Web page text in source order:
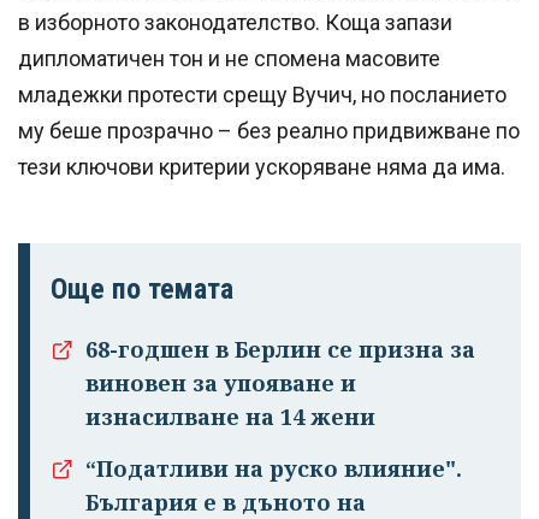
в изборното законодателство. Коща запази
дипломатичен тон и не спомена масовите
младежки протести срещу Вучич, но посланието
му беше прозрачно – без реално придвижване по
тези ключови критерии ускоряване няма да има.
Още по темата
68-годшен в Берлин се призна за
виновен за упояване и
изнасилване на 14 жени
“Податливи на руско влияние".
България е в дъното на